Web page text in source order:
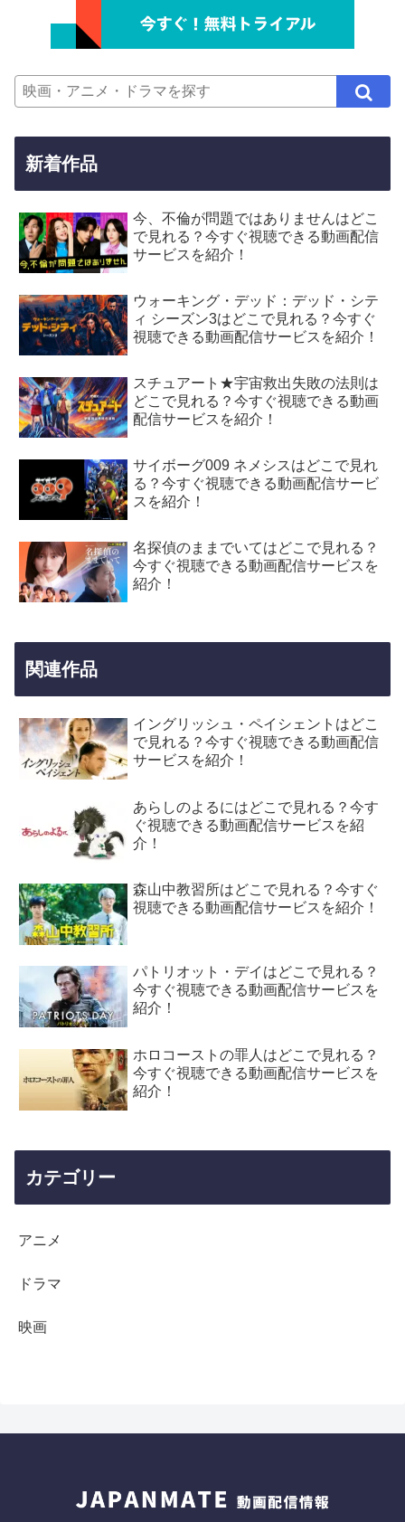
新着作品
今、不倫が問題ではありませんはどこ
で見れる？今すぐ視聴できる動画配信
サービスを紹介！
ウォーキング・デッド：デッド・シテ
ィ シーズン3はどこで見れる？今すぐ
視聴できる動画配信サービスを紹介！
スチュアート★宇宙救出失敗の法則は
どこで見れる？今すぐ視聴できる動画
配信サービスを紹介！
サイボーグ009 ネメシスはどこで見れ
る？今すぐ視聴できる動画配信サービ
スを紹介！
名探偵のままでいてはどこで見れる？
今すぐ視聴できる動画配信サービスを
紹介！
関連作品
イングリッシュ・ペイシェントはどこ
で見れる？今すぐ視聴できる動画配信
サービスを紹介！
あらしのよるにはどこで見れる？今す
ぐ視聴できる動画配信サービスを紹
介！
森山中教習所はどこで見れる？今すぐ
視聴できる動画配信サービスを紹介！
パトリオット・デイはどこで見れる？
今すぐ視聴できる動画配信サービスを
紹介！
ホロコーストの罪人はどこで見れる？
今すぐ視聴できる動画配信サービスを
紹介！
カテゴリー
アニメ
ドラマ
映画